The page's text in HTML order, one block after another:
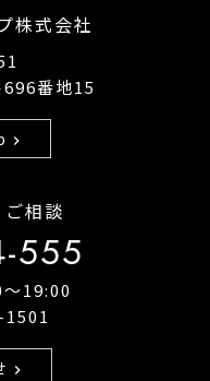
株式会社
番地15
chevron_right
相談
555
19:00
chevron_right